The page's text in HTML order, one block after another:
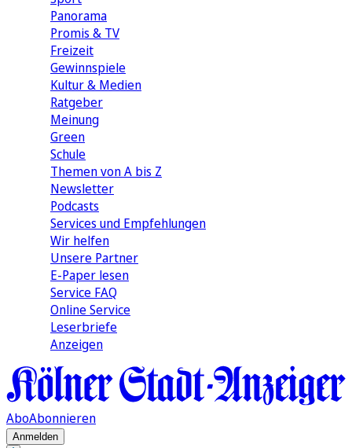
Panorama
Promis & TV
Freizeit
Gewinnspiele
Kultur & Medien
Ratgeber
Meinung
Green
Schule
Themen von A bis Z
Newsletter
Podcasts
Services und Empfehlungen
Wir helfen
Unsere Partner
E-Paper lesen
Service FAQ
Online Service
Leserbriefe
Anzeigen
AboAbonnieren
Anmelden